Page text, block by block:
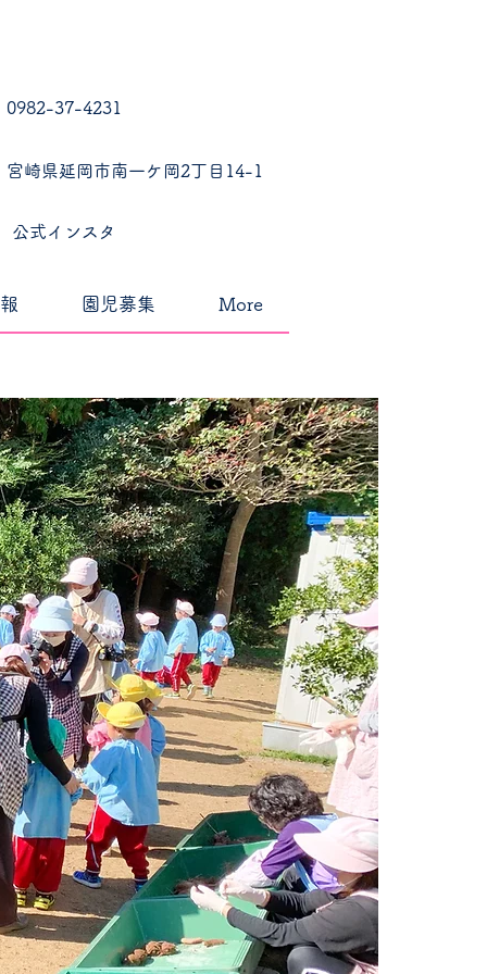
0982-37-4231
宮崎県延岡市南一ケ岡2丁目14-1
公式インスタ
園児募集 More